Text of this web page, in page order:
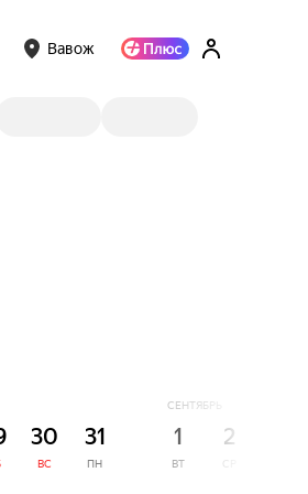
Вавож
30
ВС
31
ПН
СЕНТЯБРЬ
1
ВТ
2